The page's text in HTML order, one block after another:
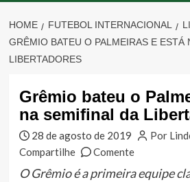
HOME FUTEBOL INTERNACIONAL
GRÊMIO BATEU O PALMEIRAS E ESTÁ
LIBERTADORES
Grêmio bateu o
na semifinal da
28 de agosto de 2019
Por
Compartilhe
Comente
O Grêmio é a primeira equipe